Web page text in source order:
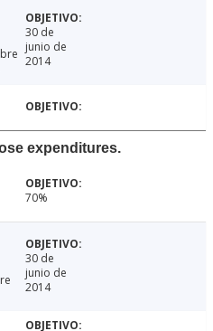
30 de
junio de
2014
expenditures.
70%
30 de
junio de
2014